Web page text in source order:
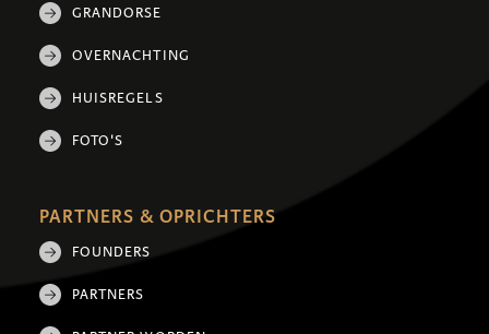
GRANDORSE
OVERNACHTING
HUISREGELS
FOTO'S
PARTNERS & OPRICHTERS
FOUNDERS
PARTNERS